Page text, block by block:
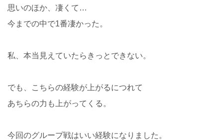
思いのほか、凄くて…
今までの中で1番凄かった。
私、本当見えていたらきっとできない。
でも、こちらの経験が上がるにつれて
あちらの力も上がってくる。
今回のグループ戦はいい経験になりました。